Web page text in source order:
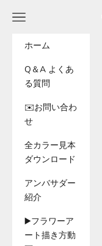
メニュー
ホーム
Q＆A よくあ
る質問
✉️お問い合わ
せ
全カラー見本
ダウンロード
アンバサダー
紹介
▶️フラワーア
ート描き方動